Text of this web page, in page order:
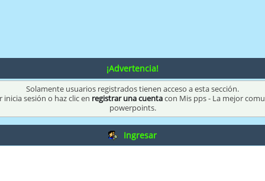
¡Advertencia!
Solamente usuarios registrados tienen acceso a esta sección.
inicia sesión o haz clic en registrar una cuentacon Mis pps - La mejor
powerpoints.
Ingresar